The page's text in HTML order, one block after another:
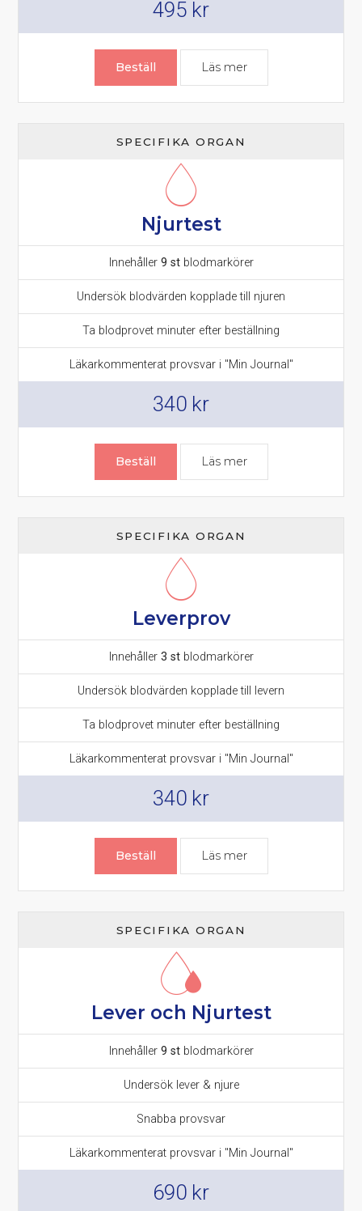
495 kr
Beställ Läs merom Blodfetter –
SPECIFIKA ORGAN
Njurtest
Innehåller 9 st blodmarkörer
Undersök blodvärden kopplade till njuren
Ta blodprovet minuter efter beställning
Läkarkommenterat provsvar i "Min Journal"
340 kr
Beställ Läs merom Njurprov –
SPECIFIKA ORGAN
Leverprov
Innehåller 3 st blodmarkörer
Undersök blodvärden kopplade till levern
Ta blodprovet minuter efter beställning
Läkarkommenterat provsvar i "Min Journal"
340 kr
Beställ Läs merom Leverprov –
SPECIFIKA ORGAN
Lever och Njurtest
Innehåller9 stblodmarkörer
Undersök lever & njure
Snabba provsvar
Läkarkommenterat provsvar i "Min Journal"
690 kr